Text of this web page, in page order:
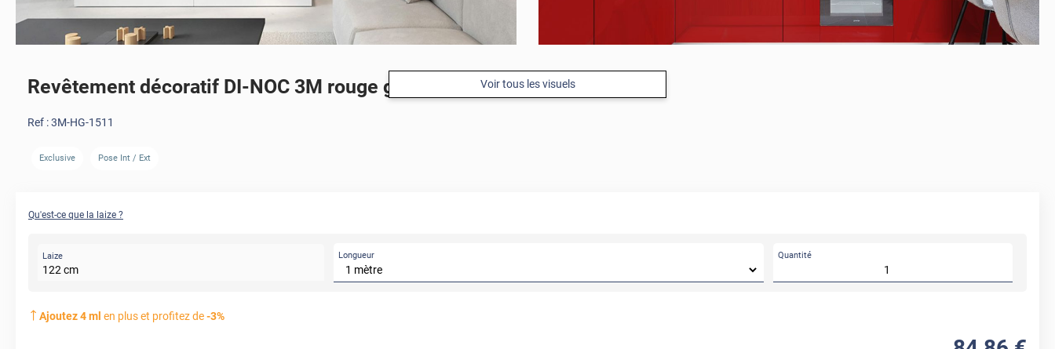
Voir tous les visuels
Revêtement décoratif DI-NOC 3M rouge glossy
Ref :3M-HG-1511
Exclusive Pose Int / Ext
Qu'est-ce que la laize ?
Laize
122cm
Longueur Quantité
Ajoutez4ml en plus et profitez de-3%